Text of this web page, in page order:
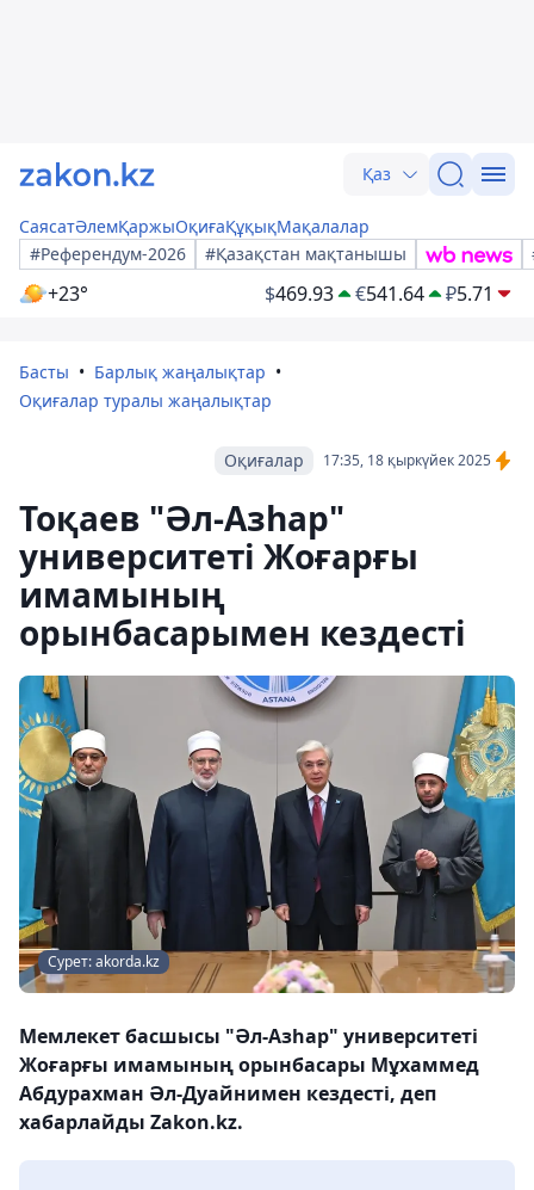
Қаз
СаясатӘлемҚаржыОқиғаҚұқықМақалалар
#Референдум-2026
#Қазақстан мақтанышы
+23° $469.93 €541.64 ₽5.71
Басты
Барлық жаңалықтар
Оқиғалар туралы жаңалықтар
17:35, 18 қыркүйек 2025
Оқиғалар
Тоқаев "Әл-Азһар"
университеті Жоғарғы
имамының
орынбасарымен кездесті
Сурет: akorda.kz
Мемлекет басшысы "Әл-Азһар" университеті
Жоғарғы имамының орынбасары Мұхаммед
Абдурахман Әл-Дуайнимен кездесті, деп
хабарлайды Zakon.kz.